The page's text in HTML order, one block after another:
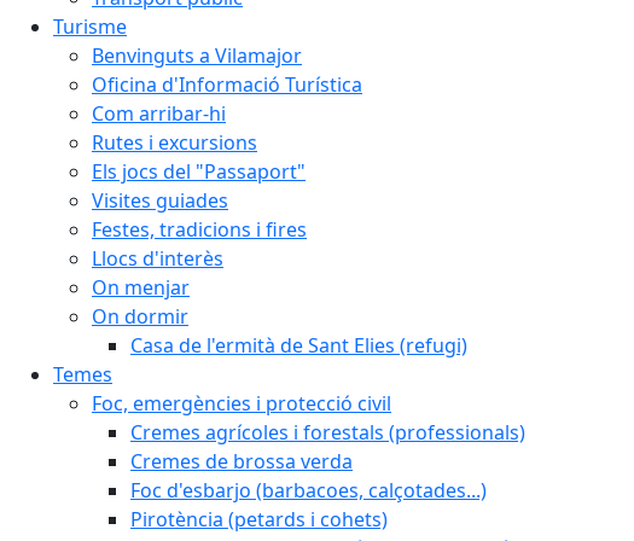
Turisme
Benvinguts a Vilamajor
Oficina d'Informació Turística
Com arribar-hi
Rutes i excursions
Els jocs del "Passaport"
Visites guiades
Festes, tradicions i fires
Llocs d'interès
On menjar
On dormir
Casa de l'ermità de Sant Elies (refugi)
Temes
Foc, emergències i protecció civil
Cremes agrícoles i forestals (professionals)
Cremes de brossa verda
Foc d'esbarjo (barbacoes, calçotades...)
Pirotència (petards i cohets)